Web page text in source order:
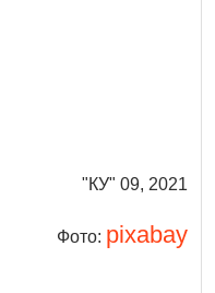
"КУ" 09, 2021
Фото: pixabay